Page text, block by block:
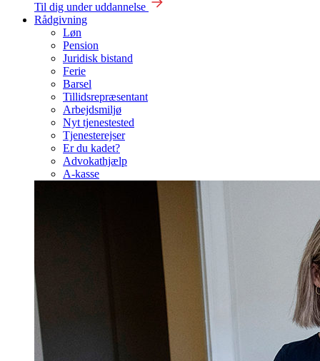
Til dig under uddannelse
Rådgivning
Løn
Pension
Juridisk bistand
Ferie
Barsel
Tillidsrepræsentant
Arbejdsmiljø
Nyt tjenestested
Tjenesterejser
Er du kadet?
Advokathjælp
A-kasse